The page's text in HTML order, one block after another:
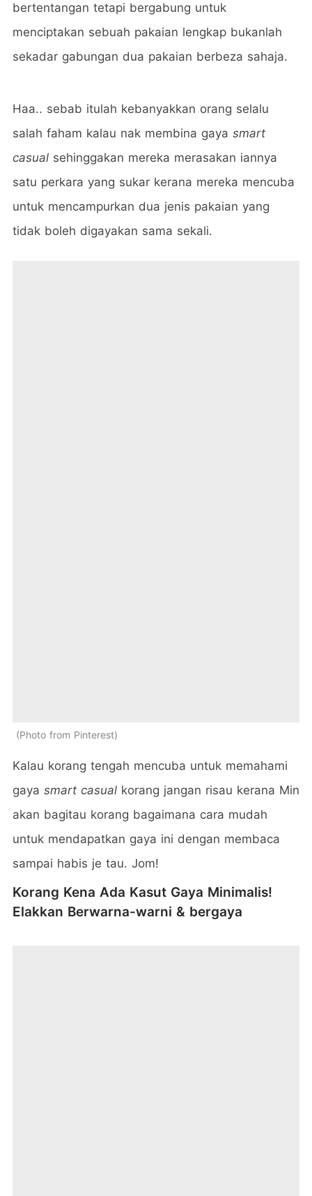
bertentangan tetapi bergabung untuk
menciptakan sebuah pakaian lengkap bukanlah
sekadar gabungan dua pakaian berbeza sahaja.
Haa.. sebab itulah kebanyakkan orang selalu
salah faham kalau nak membina gaya smart
casual sehinggakan mereka merasakan iannya
satu perkara yang sukar kerana mereka mencuba
untuk mencampurkan dua jenis pakaian yang
tidak boleh digayakan sama sekali.
Photo from Pinterest
Kalau korang tengah mencuba untuk memahami
gaya smart casual korang jangan risau kerana Min
akan bagitau korang bagaimana cara mudah
untuk mendapatkan gaya ini dengan membaca
sampai habis je tau. Jom!
Korang Kena Ada Kasut Gaya Minimalis!
Elakkan Berwarna-warni & bergaya